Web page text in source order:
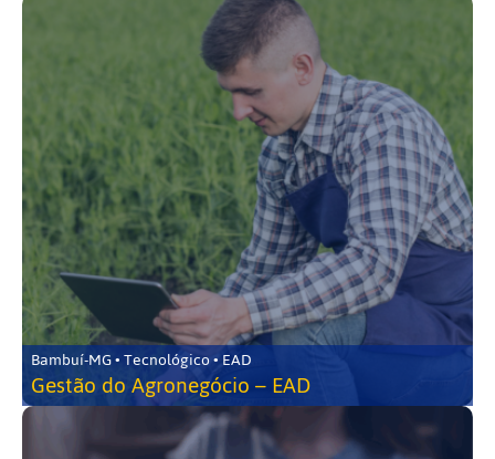
Bambuí-MG • Tecnológico • EAD
Gestão do Agronegócio – EAD